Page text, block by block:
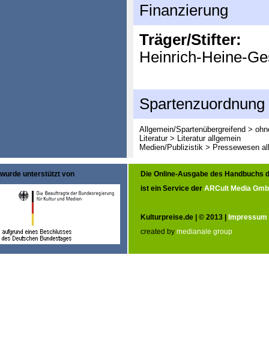
Finanzierung
Träger/Stifter:
Heinrich-Heine-
Spartenzuordnung
Allgemein/Spartenübergreifend >
Literatur > Literatur allgemein
Medien/Publizistik > Pressewesen
wurde unterstützt von
Die Online-Ausgabe des Handbuchs
ist ein Service der ARCult Media
Kulturpreise.de | © 2013 | Impressum
created by medianale group